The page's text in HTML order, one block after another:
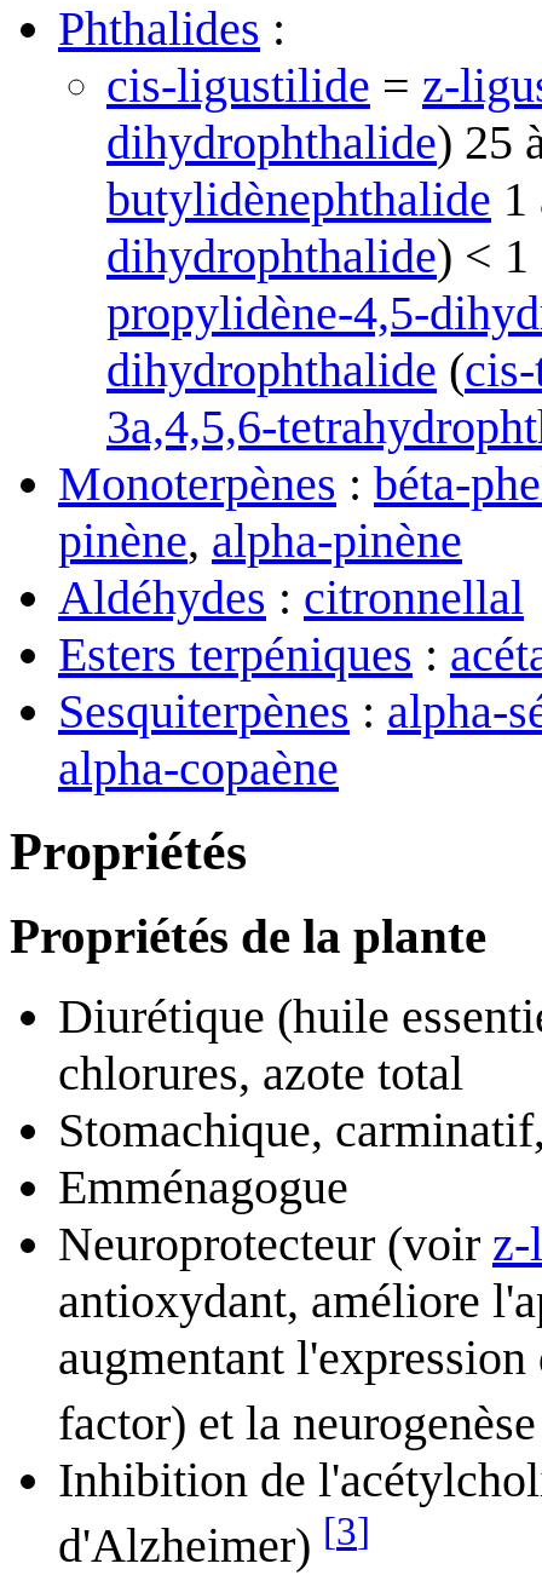
Phthalides :
cis-ligustilide = z-
dihydrophthalide) 25
butylidènephthalide
dihydrophthalide) <
propylidène-4,5-
dihydrophthalide (
3a,4,5,6-
Monoterpènes : béta-
pinène, alpha-pinène
Aldéhydes : citronnellal
Esters terpéniques :
Sesquiterpènes : alpha-
alpha-copaène
Propriétés
Propriétés de la plante
Diurétique (huile
chlorures, azote total
Stomachique,
Emménagogue
Neuroprotecteur (voir
antioxydant, améliore
augmentant
factor) et la
Inhibition de
d'Alzheimer) [3]